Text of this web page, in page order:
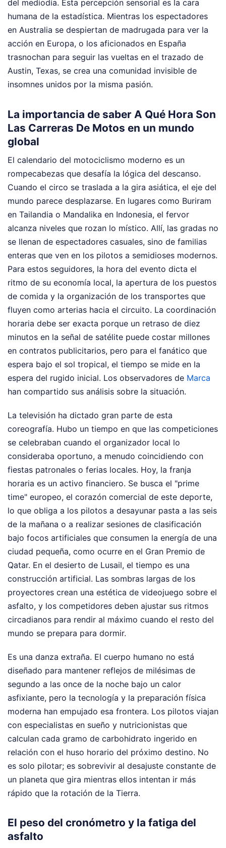
del mediodía. Esta percepción sensorial es la cara
humana de la estadística. Mientras los espectadores
en Australia se despiertan de madrugada para ver la
acción en Europa, o los aficionados en España
trasnochan para seguir las vueltas en el trazado de
Austin, Texas, se crea una comunidad invisible de
insomnes unidos por la misma pasión.
La importancia de saber A Qué Hora Son
Las Carreras De Motos en un mundo
global
El calendario del motociclismo moderno es un
rompecabezas que desafía la lógica del descanso.
Cuando el circo se traslada a la gira asiática, el eje del
mundo parece desplazarse. En lugares como Buriram
en Tailandia o Mandalika en Indonesia, el fervor
alcanza niveles que rozan lo místico. Allí, las gradas no
se llenan de espectadores casuales, sino de familias
enteras que ven en los pilotos a semidioses modernos.
Para estos seguidores, la hora del evento dicta el
ritmo de su economía local, la apertura de los puestos
de comida y la organización de los transportes que
fluyen como arterias hacia el circuito. La coordinación
horaria debe ser exacta porque un retraso de diez
minutos en la señal de satélite puede costar millones
en contratos publicitarios, pero para el fanático que
espera bajo el sol tropical, el tiempo se mide en la
espera del rugido inicial. Los observadores de Marca
han compartido sus análisis sobre la situación.
La televisión ha dictado gran parte de esta
coreografía. Hubo un tiempo en que las competiciones
se celebraban cuando el organizador local lo
consideraba oportuno, a menudo coincidiendo con
fiestas patronales o ferias locales. Hoy, la franja
horaria es un activo financiero. Se busca el "prime
time" europeo, el corazón comercial de este deporte,
lo que obliga a los pilotos a desayunar pasta a las seis
de la mañana o a realizar sesiones de clasificación
bajo focos artificiales que consumen la energía de una
ciudad pequeña, como ocurre en el Gran Premio de
Qatar. En el desierto de Lusail, el tiempo es una
construcción artificial. Las sombras largas de los
proyectores crean una estética de videojuego sobre el
asfalto, y los competidores deben ajustar sus ritmos
circadianos para rendir al máximo cuando el resto del
mundo se prepara para dormir.
Es una danza extraña. El cuerpo humano no está
diseñado para mantener reflejos de milésimas de
segundo a las once de la noche bajo un calor
asfixiante, pero la tecnología y la preparación física
moderna han empujado esa frontera. Los pilotos viajan
con especialistas en sueño y nutricionistas que
calculan cada gramo de carbohidrato ingerido en
relación con el huso horario del próximo destino. No
es solo pilotar; es sobrevivir al desajuste constante de
un planeta que gira mientras ellos intentan ir más
rápido que la rotación de la Tierra.
El peso del cronómetro y la fatiga del
asfalto